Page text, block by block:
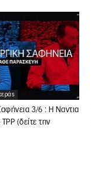
3/6 : Η Ναντια
(δείτε την